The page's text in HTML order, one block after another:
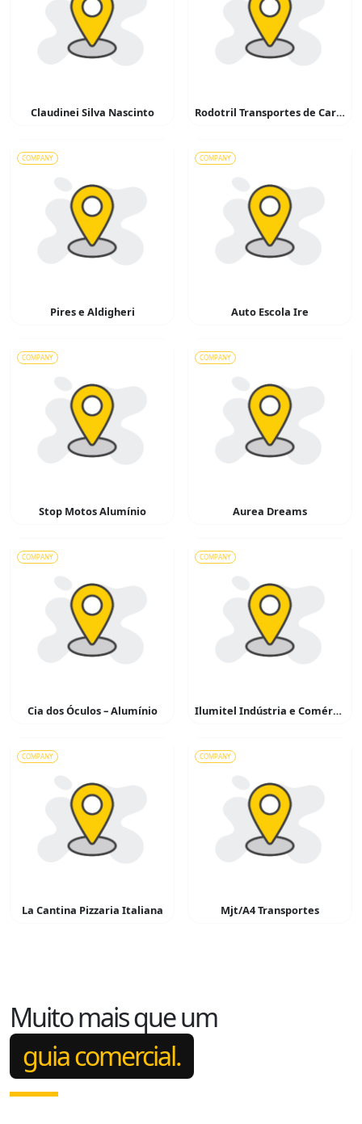
Claudinei Silva Nascinto Rodotril Transportes de Cargas
COMPANY
Pires e Aldigheri
COMPANY
Auto Escola Ire
COMPANY
Stop Motos Alumínio
COMPANY
Aurea Dreams
COMPANY
Cia dos Óculos – Alumínio
COMPANY
Ilumitel Indústria e Comércio de Materiais Elétricos
COMPANY
La Cantina Pizzaria Italiana
COMPANY
Mjt/A4 Transportes
Muito mais que um
guia comercial.